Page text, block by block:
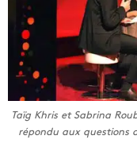
Taïg Khris et Sabrina
répondu aux questions